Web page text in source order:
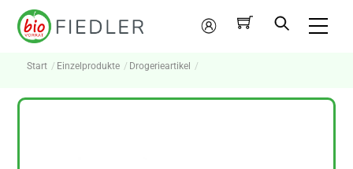
Skip
Mein
Konto
Start Einzelprodukte Drogerieartikel